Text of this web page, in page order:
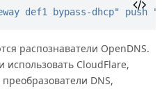
def1 bypass-dhcp" push
распознаватели OpenDNS.
CloudFlare,
DNS,